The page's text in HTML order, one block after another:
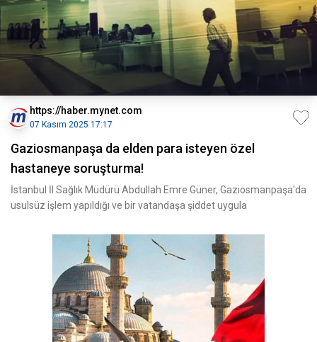
https://haber.mynet.com
07 Kasım 2025 17:17
Gaziosmanpaşa da elden para isteyen özel
hastaneye soruşturma!
İstanbul İl Sağlık Müdürü Abdullah Emre Güner, Gaziosmanpaşa'da
usulsüz işlem yapıldığı ve bir vatandaşa şiddet uygula